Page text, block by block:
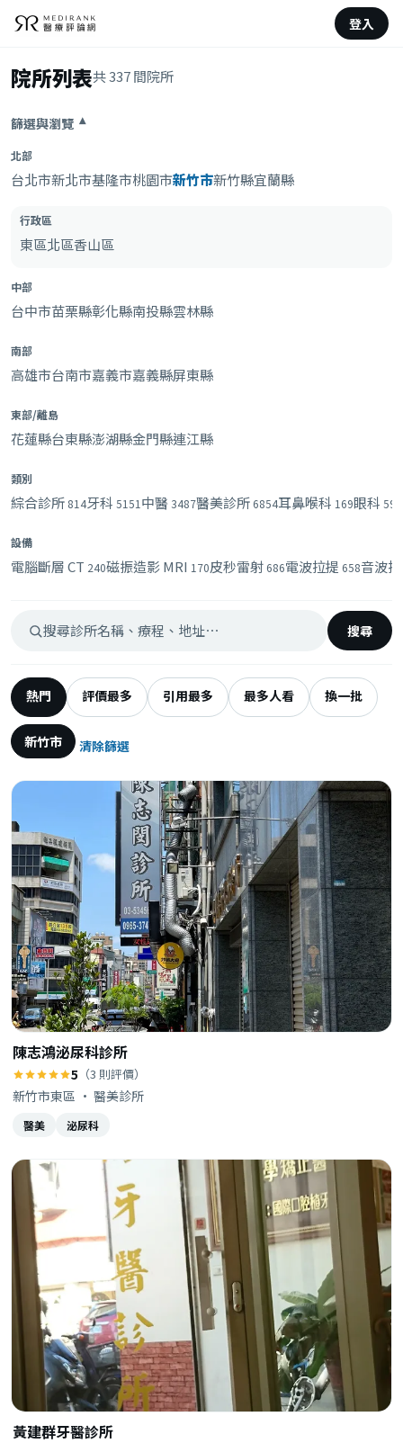
登入
院所列表共 337 間院所
篩選與瀏覽 ▾
北部
台北市新北市基隆市桃園市新竹市新竹縣宜蘭縣
行政區
東區北區香山區
中部
台中市苗栗縣彰化縣南投縣雲林縣
南部
高雄市台南市嘉義市嘉義縣屏東縣
東部/離島
花蓮縣台東縣澎湖縣金門縣連江縣
類別
綜合診所 814牙科 5151 中醫3487醫美診所 6854耳鼻喉科 169眼科 594
設備
電腦斷層 CT 240磁振造影 MRI 170皮秒雷射 686電波拉提 658音波
搜尋
熱門 評價最多 引用最多 最多人看 換一批
新竹市 清除篩選
陳志鴻泌尿科診所
5 （3 則評價）
新竹市東區 · 醫美診所
醫美 泌尿科
黃建群牙醫診所